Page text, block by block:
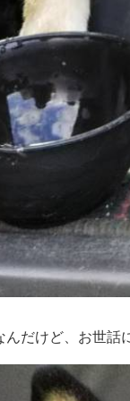
んだけど、お世話